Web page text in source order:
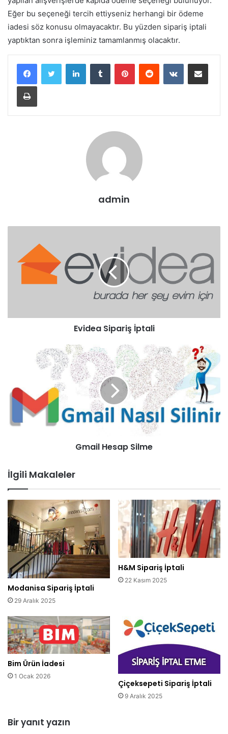
Eğer bu seçeneği tercih ettiyseniz herhangi bir ödeme
iadesi söz konusu olmayacaktır. Bu yüzden sipariş iptali
yaptıktan sonra işleminiz tamamlanmış olacaktır.
LinkedInTumblr PinterestReddit VKontakteE-Posta ile paylaş
Yazdır
admin
Evidea Sipariş İptali
Gmail Hesap Silme
İlgili Makaleler
Modanisa Sipariş İptali
29 Aralık 2025
H&M Sipariş İptali
22 Kasım 2025
Bim Ürün İadesi
1 Ocak 2026
Çiçeksepeti Sipariş İptali
9 Aralık 2025
Bir yanıt yazın